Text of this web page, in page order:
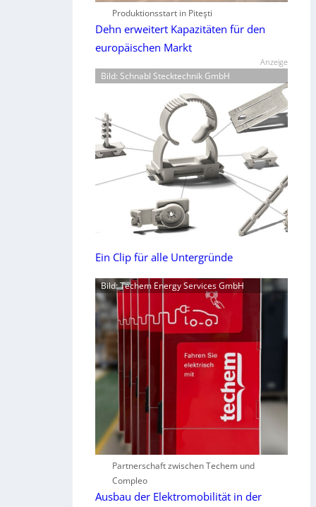
Produktionsstart in Piteşti
Dehn erweitert Kapazitäten für den
europäischen Markt
Anzeige
Bild: Schnabl Stecktechnik GmbH
Ein Clip für alle Untergründe
Bild: Techem Energy Services GmbH
Partnerschaft zwischen Techem und
Compleo
Ausbau der Elektromobilität in der